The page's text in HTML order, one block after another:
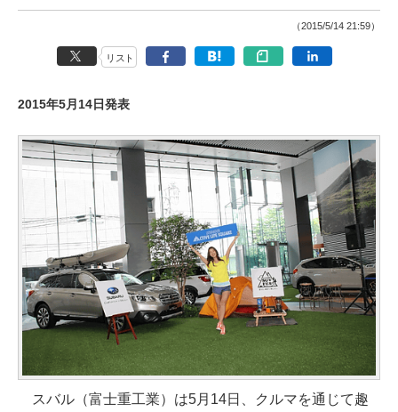
（2015/5/14 21:59）
リスト
2015年5月14日発表
スバル（富士重工業）は5月14日、クルマを通じて趣